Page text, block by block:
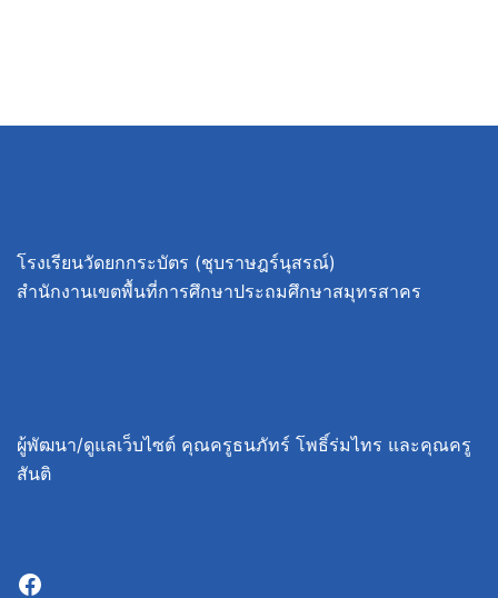
โรงเรียนวัดยกกระบัตร (ชุบราษฎร์นุสรณ์)
สำนักงานเขตพื้นที่การศึกษาประถมศึกษาสมุทรสาคร
ผู้พัฒนา/ดูแลเว็บไซต์ คุณครูธนภัทร์ โพธิ์ร่มไทร และคุณครู
สันติ